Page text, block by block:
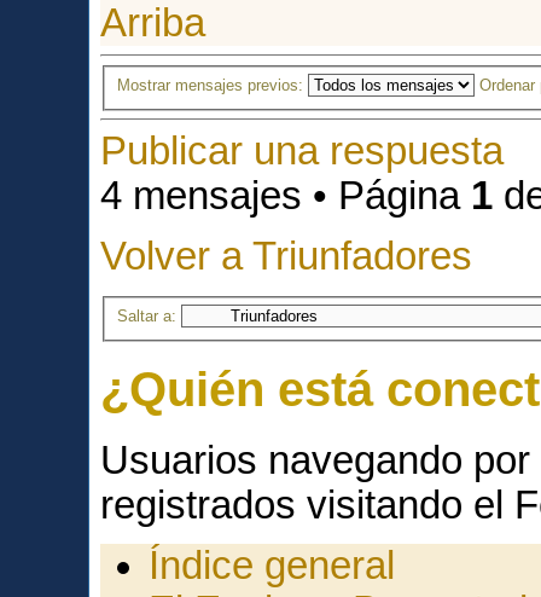
Arriba
Mostrar mensajes previos:
Publicar una respuesta
4 mensajes • Página 1
Volver a Triunfadores
Saltar a:
¿Quién está
Usuarios navegando
registrados visitando el
Índice general